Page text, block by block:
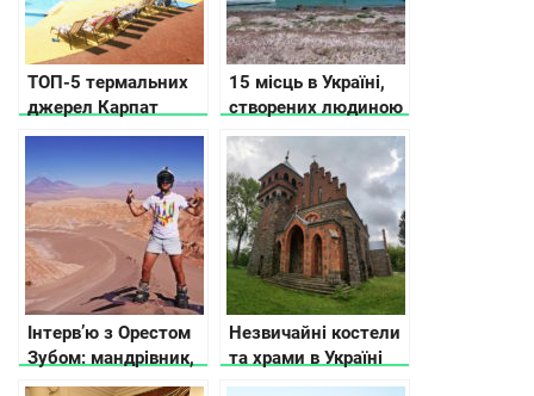
ТОП-5 термальних
джерел Карпат
15 місць в Україні,
створених людиною
та природою, які вам
точно сподобаються
Інтерв’ю з Орестом
Зубом: мандрівник,
блогер та онлайн-
Незвичайні костели
та храми в Україні